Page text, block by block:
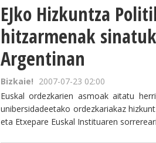
EJko Hizkuntza
hitzarmenak
Argentinan
Bizkaie! 2007-07-23 02:00
Euskal ordezkarien asmoak aitatu
unibersidadeetako ordezkariakaz
eta Etxepare Euskal Instituaren